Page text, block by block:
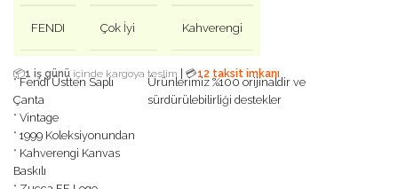
FENDI Çok İyi Kahverengi
📦1 iş günü içinde kargoya teslim 💳12 taksit imkanı
* Fendi Üstten Saplı
Çanta
* Vintage
* 1999 Koleksiyonundan
* Kahverengi Kanvas
Baskılı
Ürünlerimiz %100 orijinaldir ve
sürdürülebilirliği destekler